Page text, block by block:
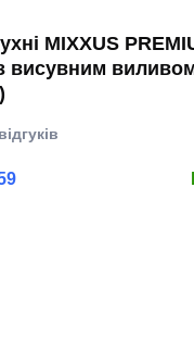
MIXXUS
висувним